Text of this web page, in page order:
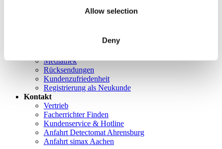
Allow selection
Deny
Produktkataloge
Projektentwicklung und Planungsunterstützung
Mediathek
Rücksendungen
Kundenzufriedenheit
Registrierung als Neukunde
Kontakt
Vertrieb
Facherrichter Finden
Kundenservice & Hotline
Anfahrt Detectomat Ahrensburg
Anfahrt simax Aachen